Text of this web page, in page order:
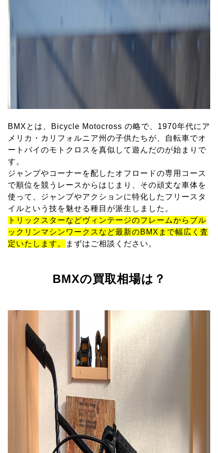
BMXとは、Bicycle Motocross の略で、1970年代にア
メリカ・カリフォルニア州の子供たちが、自転車でオ
ートバイのモトクロスを真似して遊んだのが始まりで
す。
ジャンプやコーナーを配したオフロードの専用コース
で順位を競うレースからはじまり、その頑丈な車体を
使って、ジャンプやアクションに特化したフリースタ
イルという技を魅せる種目が派生しました。
トリックスターなどヴィンテージのフレームからブル
ックリンマシンワークスなど最新のBMXまで幅広く査
定いたします。
まずはご相談ください。
BMXの買取相場は？